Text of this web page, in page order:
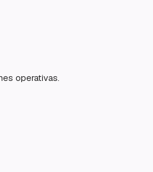
operativas.